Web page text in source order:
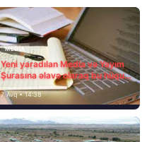
MEDİA
Yeni yaradılan Media və Yayım
Şurasına əlavə olaraq bu hüquq
və vəzifələr də verilib
7 Avq • 14:38